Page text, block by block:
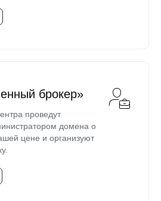
брокер»
проведут
домена о
цене и организуют